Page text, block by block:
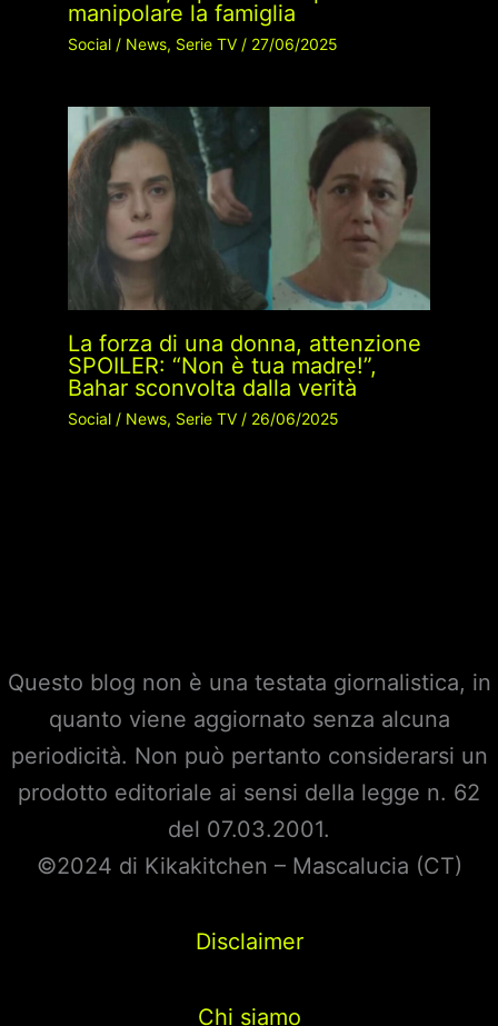
manipolare la famiglia
Social/ News, Serie TV/ 27/06/2025
La forza di una donna, attenzione
SPOILER: “Non è tua madre!”,
Bahar sconvolta dalla verità
Social/ News, Serie TV/ 26/06/2025
Questo blog non è una testata giornalistica, in
quanto viene aggiornato senza alcuna
periodicità. Non può pertanto considerarsi un
prodotto editoriale ai sensi della legge n. 62
del 07.03.2001.
©2024 di Kikakitchen – Mascalucia (CT)
Disclaimer
Chi siamo